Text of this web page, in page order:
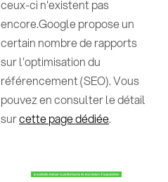
ceux-ci n'existent pas
encore.Google propose un
certain nombre de rapports
sur l'optimisation du
référencement (SEO). Vous
pouvez en consulter le détail
surcette page dédiée.